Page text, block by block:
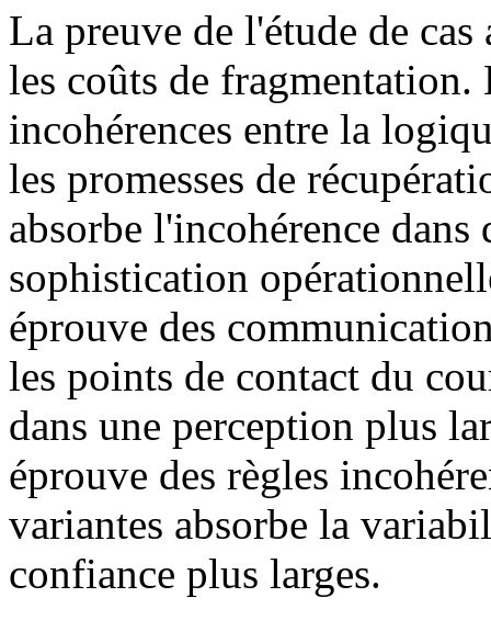
La preuve de l'étude de
les coûts de
incohérences entre la
les promesses de
absorbe l'incohérence
sophistication
éprouve des
les points de contact du
dans une perception plus
éprouve des règles
variantes absorbe la
confiance plus larges.